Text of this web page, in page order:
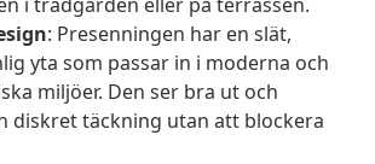
: Presenningen har en slät,
yta som passar in i moderna och
miljöer. Den ser bra ut och
diskret täckning utan att blockera